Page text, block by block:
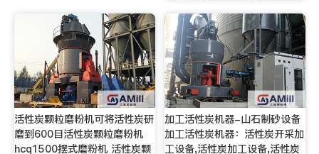
活性炭颗粒磨粉机可将活性炭研
磨到600目活性炭颗粒磨粉机
hcq1500摆式磨粉机 活性炭颗
加工活性炭机器-山石制砂设备
加工活性炭机器：活性炭开采加
工设备,活性炭加工设备,活性炭